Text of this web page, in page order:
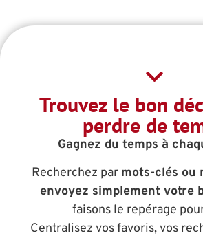
Trouvez le bon
perdre de
Gagnez du temps à
Recherchez par mots-clés ou
envoyez simplement votre
faisons le repérage
Centralisez vos favoris, vos